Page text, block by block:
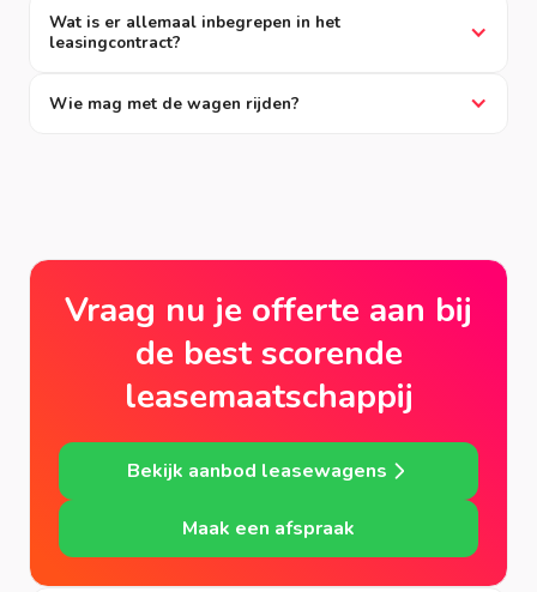
Wat is er allemaal inbegrepen in het
leasingcontract?
Wie mag met de wagen rijden?
Vraag nu je offerte aan bij
de best scorende
leasemaatschappij
Bekijk aanbod leasewagens
Maak een afspraak